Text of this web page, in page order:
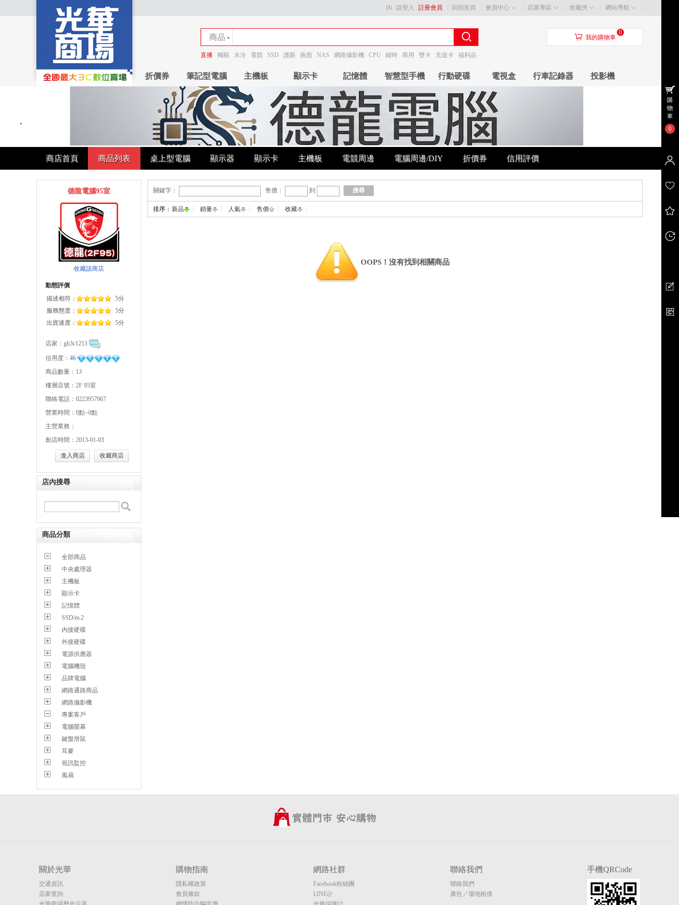
回到首頁 會員中心 店家專區 收藏夾 網站導航
Hi 請登入 註冊會員
商品
商店
直播 獨顯 水冷 電競 SSD 護眼 曲面 NAS 網路攝影機 CPU 縮時 商用 雙卡 充值卡 福利品
󰃦 我的購物車
0
折價券 筆記型電腦 主機板 顯示卡 記憶體 智慧型手機 行動硬碟 電視盒 行車記錄器 投影機
商店首頁 商品列表 桌上型電腦 顯示器 顯示卡 主機板 電競周邊 電腦周邊/DIY 折價券 信用評價
德龍電腦95室
收藏該商店
動態評價
描述相符：
5分
服務態度：
5分
出貨速度：
5分
店家： gh3c1213
信用度： 46
商品數量：13
樓層店號：2F 95室
聯絡電話：0223957967
營業時間：0點~0點
主營業務：
創店時間：2013-01-03
進入商店 收藏商店
店內搜尋
商品分類
全部商品
中央處理器
主機板
顯示卡
記憶體
SSD/m.2
內接硬碟
外接硬碟
電源供應器
電腦機殼
品牌電腦
網路通路商品
網路攝影機
專案客戶
電腦螢幕
鍵盤滑鼠
耳麥
視訊監控
風扇
關鍵字： 售價： 到 搜尋
排序： 新品 銷量 人氣 售價 收藏
OOPS！沒有找到相關商品
關於光華
交通資訊
店家查詢
購物指南
隱私權政策
會員條款
網路社群
Facebook粉絲團
LINE@
聯絡我們
聯絡我們
廣告／場地租借
手機QRCode
購
物
車
0